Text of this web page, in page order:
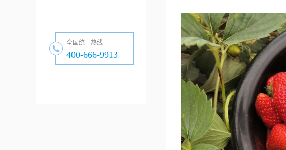
全国统一热线
400-666-9913